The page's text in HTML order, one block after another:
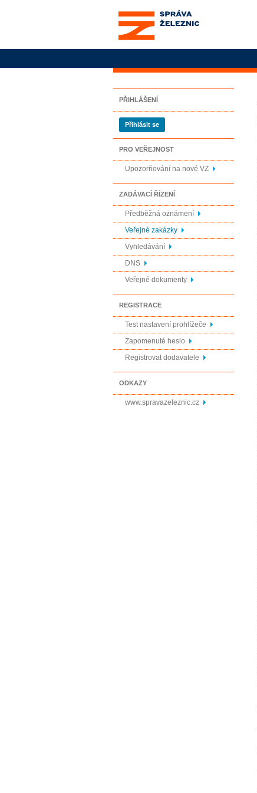
Správa železnic, státní
organizace
PŘIHLÁŠENÍ
Přihlásit se
PRO VEŘEJNOST
Upozorňování na nové VZ
ZADÁVACÍ ŘÍZENÍ
Předběžná oznámení
Veřejné zakázky
Vyhledávání
DNS
Veřejné dokumenty
REGISTRACE
Test nastavení prohlížeče
Zapomenuté heslo
Registrovat dodavatele
ODKAZY
www.spravazeleznic.cz